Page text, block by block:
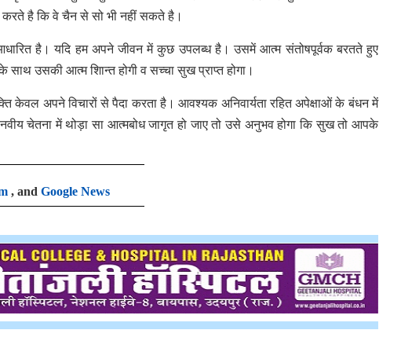
करते है कि वे चैन से सो भी नहीं सकते है।
है। यदि हम अपने जीवन में कुछ उपलब्ध है। उसमें आत्म संतोषपूर्वक बरतते हुए
उसकी आत्म शािन्त होगी व सच्चा सुख प्राप्त होगा।
केवल अपने विचारों से पैदा करता है। आवश्यक अनिवार्यता रहित अपेक्षाओं के बंधन में
चेतना में थोड़ा सा आत्मबोध जागृत हो जाए तो उसे अनुभव होगा कि सुख तो आपके
, and Google News